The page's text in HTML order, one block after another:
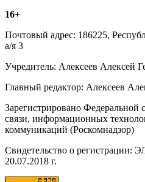
16+
Почтовый адрес: 186225,
а/я 3
Учредитель: Алексеев Алексей
Главный редактор: Алексеев
Зарегистрировано Федеральной
связи, информационных
коммуникаций (Роскомнадзор)
Свидетельство о регистрации:
20.07.2018 г.